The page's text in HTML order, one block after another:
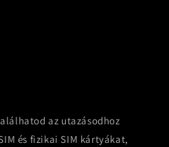
az utazásodhoz
és fizikai SIM kártyákat,